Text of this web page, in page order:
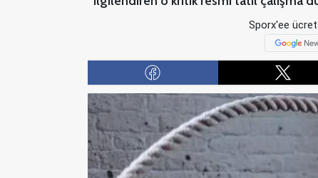
Sporx'ee